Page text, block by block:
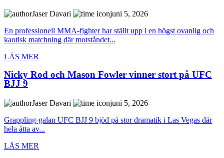
Jaser Davari
juni 5, 2026
En professionell MMA-fighter har ställt upp i en högst ovanlig och
kaotisk matchning där motståndet...
LÄS MER
Nicky Rod och Mason Fowler vinner stort på UFC
BJJ 9
Jaser Davari
juni 5, 2026
Grappling-galan UFC BJJ 9 bjöd på stor dramatik i Las Vegas där
hela åtta av...
LÄS MER